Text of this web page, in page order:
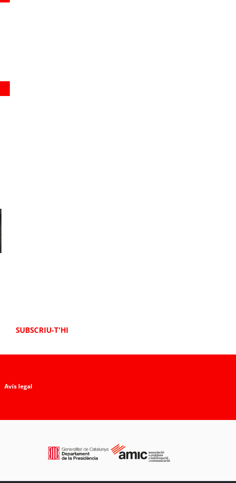
SUBSCRIU-T'HI
Avís legal